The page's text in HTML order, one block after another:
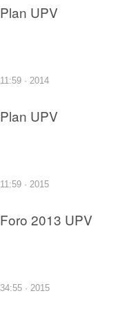
Plan UPV
11:59 · 2014
Plan UPV
11:59 · 2015
Foro 2013 UPV
34:55 · 2015